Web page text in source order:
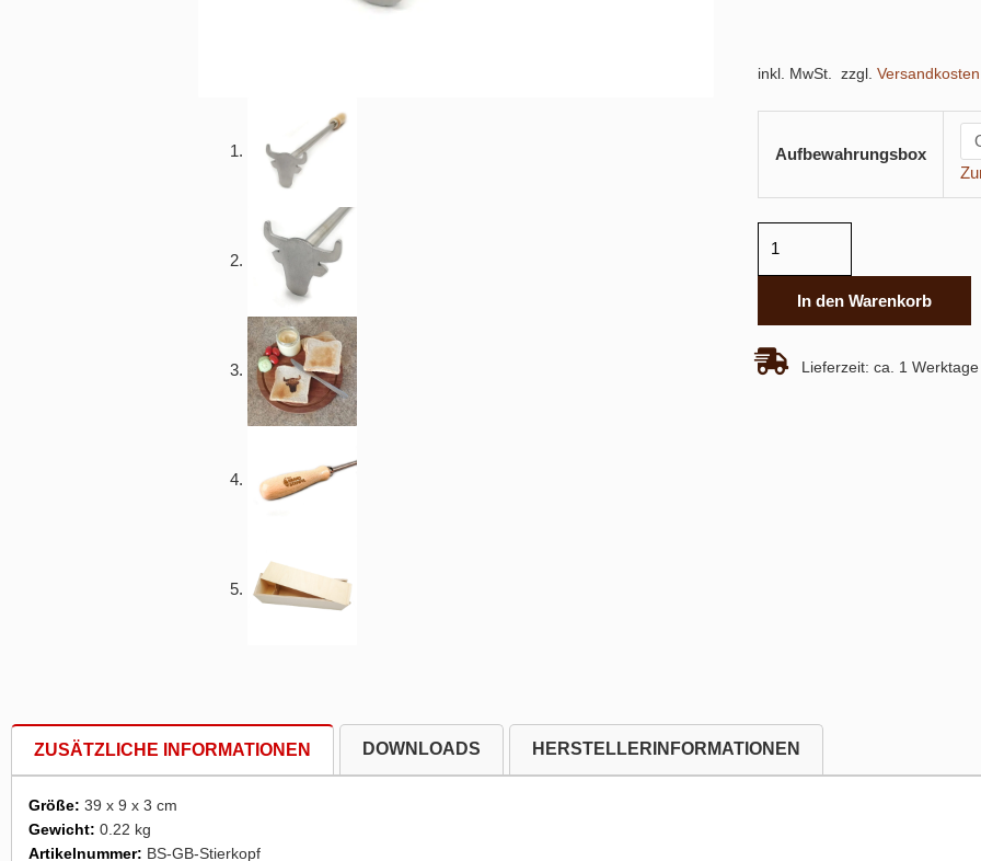
inkl. MwSt. zzgl. Versandkosten
Aufbewahrungsbox
Brandeisen
Menge
In den Warenkorb
Lieferzeit: ca. 1 Werktage
ZUSÄTZLICHE INFORMATIONEN DOWNLOADS HERSTELLERINFORMATIONEN
Größe: 39 x 9 x 3 cm
Gewicht: 0.22 kg
Artikelnummer: BS-GB-Stierkopf